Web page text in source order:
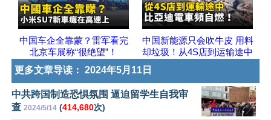
中国车企全靠蒙？雷军看完
北京车展称“很绝望”！
中国新能源只会吹牛皮 用料
却垃圾！从4S店到运输途中
更多文章导读： 2024年5月11日
中共跨国制造恐惧氛围 逼迫留学生自我审
查 2024/5/14 (414,680次)